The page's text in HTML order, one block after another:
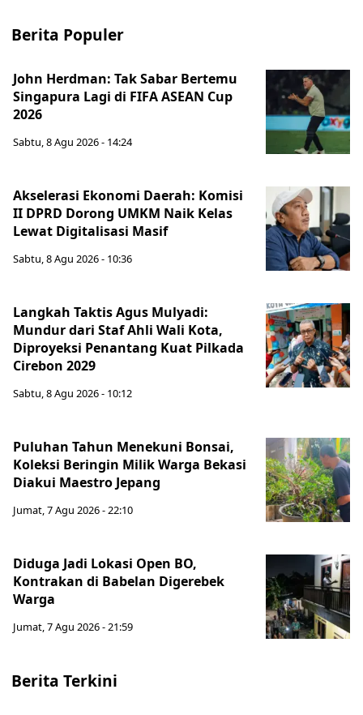
Berita Populer
John Herdman: Tak Sabar Bertemu
Singapura Lagi di FIFA ASEAN Cup
2026
Sabtu, 8 Agu 2026 - 14:24
Akselerasi Ekonomi Daerah: Komisi
II DPRD Dorong UMKM Naik Kelas
Lewat Digitalisasi Masif
Sabtu, 8 Agu 2026 - 10:36
Langkah Taktis Agus Mulyadi:
Mundur dari Staf Ahli Wali Kota,
Diproyeksi Penantang Kuat Pilkada
Cirebon 2029
Sabtu, 8 Agu 2026 - 10:12
Puluhan Tahun Menekuni Bonsai,
Koleksi Beringin Milik Warga Bekasi
Diakui Maestro Jepang
Jumat, 7 Agu 2026 - 22:10
Diduga Jadi Lokasi Open BO,
Kontrakan di Babelan Digerebek
Warga
Jumat, 7 Agu 2026 - 21:59
Berita Terkini